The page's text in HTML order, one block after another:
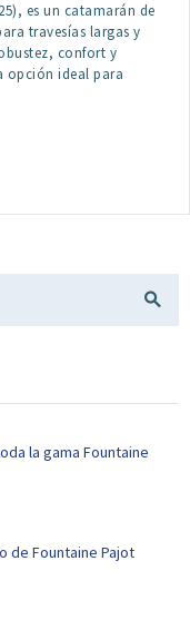
es un catamarán de
travesías largas y
confort y
opción ideal para
la gama Fountaine
de Fountaine Pajot